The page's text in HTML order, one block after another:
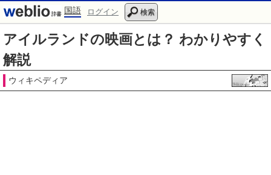
国語 ログイン 検索
アイルランドの映画とは？ わかりやすく
解説
ウィキペディア